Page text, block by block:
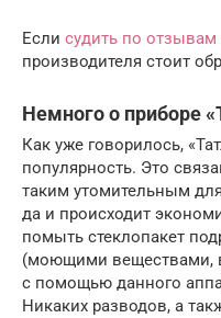
Если судить по отзывам
производителя стоит
Немного о приборе
Как уже говорилось,
популярность. Это
таким утомительным
да и происходит
помыть стеклопакет
(моющими веществами,
с помощью данного
Никаких разводов, а